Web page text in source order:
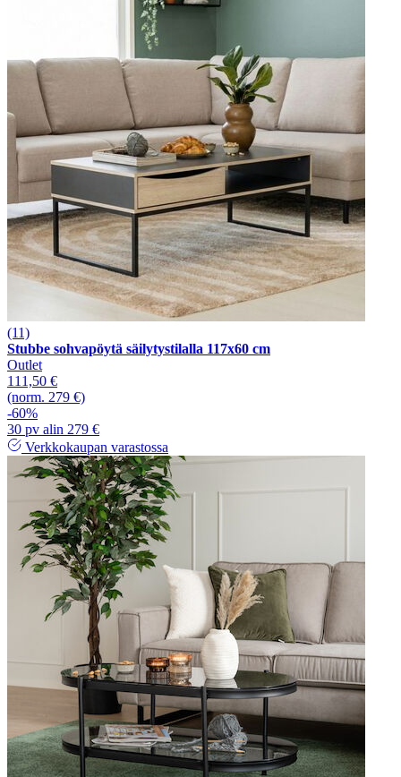
(11)
Stubbe sohvapöytä säilytystilalla 117x60 cm
Outlet
111,50 €
(norm. 279 €)
-60%
30 pv alin 279 €
Verkkokaupan varastossa